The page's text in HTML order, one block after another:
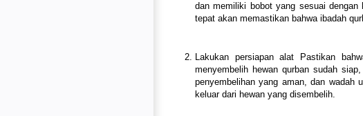
dan memiliki bobot yang sesuai dengan
tepat akan memastikan bahwa ibadah
Lakukan persiapan alat Pastikan
menyembelih hewan qurban sudah
penyembelihan yang aman, dan wadah
keluar dari hewan yang disembelih.